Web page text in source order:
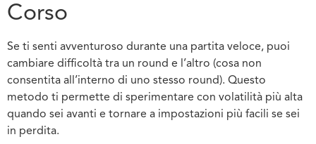
Corso
Se ti senti avventuroso durante una partita veloce, puoi
cambiare difficoltà tra un round e l’altro (cosa non
consentita all’interno di uno stesso round). Questo
metodo ti permette di sperimentare con volatilità più alta
quando sei avanti e tornare a impostazioni più facili se sei
in perdita.